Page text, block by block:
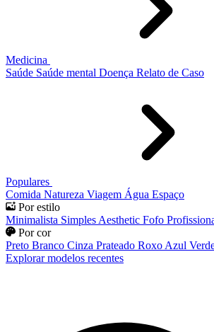
Medicina
Saúde Saúde mental Doença Relato de Caso
Populares
Comida Natureza Viagem Água Espaço
Por estilo
Minimalista Simples Aesthetic Fofo
Por cor
Preto Branco Cinza Prateado Roxo Azul
Explorar modelos recentes